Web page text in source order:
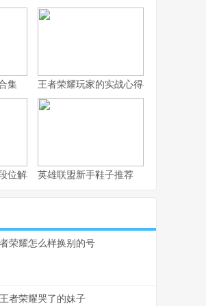
集 王者荣耀玩家的实战心得与进阶思路
位解析与实战思路
英雄联盟新手鞋子推荐
荣耀怎么样换别的号
者荣耀哭了的妹子